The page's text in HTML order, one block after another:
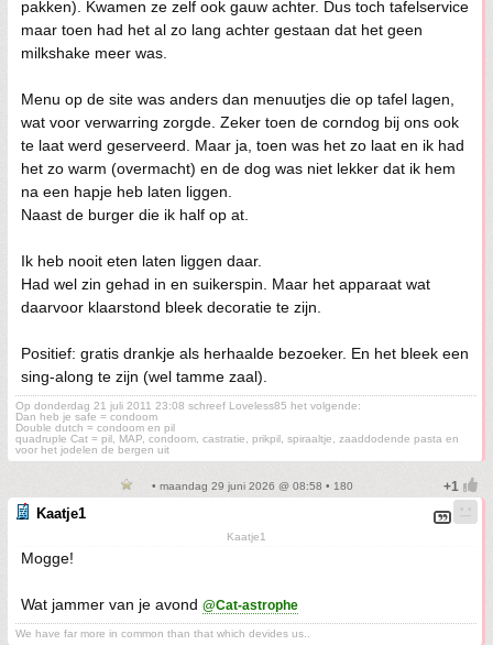
pakken). Kwamen ze zelf ook gauw achter. Dus toch tafelservice
maar toen had het al zo lang achter gestaan dat het geen
milkshake meer was.
Menu op de site was anders dan menuutjes die op tafel lagen,
wat voor verwarring zorgde. Zeker toen de corndog bij ons ook
te laat werd geserveerd. Maar ja, toen was het zo laat en ik had
het zo warm (overmacht) en de dog was niet lekker dat ik hem
na een hapje heb laten liggen.
Naast de burger die ik half op at.
Ik heb nooit eten laten liggen daar.
Had wel zin gehad in en suikerspin. Maar het apparaat wat
daarvoor klaarstond bleek decoratie te zijn.
Positief: gratis drankje als herhaalde bezoeker. En het bleek een
sing-along te zijn (wel tamme zaal).
Op donderdag 21 juli 2011 23:08 schreef Loveless85 het volgende:
Dan heb je safe = condoom
Double dutch = condoom en pil
quadruple Cat = pil, MAP, condoom, castratie, prikpil, spiraaltje, zaaddodende pasta en
voor het jodelen de bergen uit
• maandag 29 juni 2026 @ 08:58 • 180
Kaatje1
Kaatje1
Mogge!
Wat jammer van je avond @Cat-astrophe
We have far more in common than that which devides us..